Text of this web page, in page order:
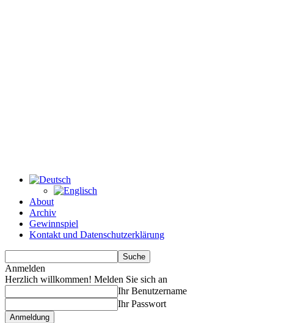
About
Archiv
Gewinnspiel
Kontakt und Datenschutzerklärung
Anmelden
Herzlich willkommen! Melden Sie sich an
Ihr Benutzername
Ihr Passwort